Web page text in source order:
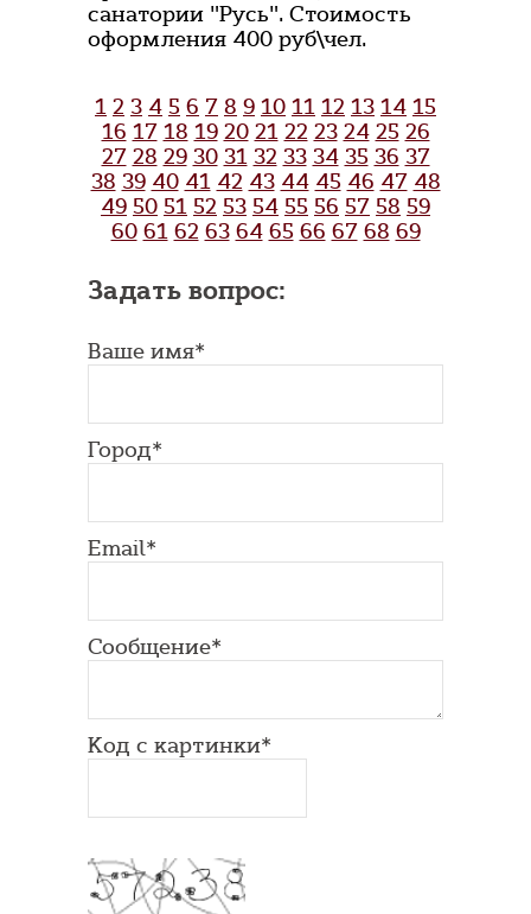
санатории "Русь". Стоимость
оформления 400 руб\чел.
1 2 3 4 5 6 7 8 9 10 11 12 13 14 15
16 17 18 19 20 21 22 23 24 25 26
27 28 29 30 31 32 33 34 35 36 37
38 39 40 41 42 43 44 45 46 47 48
49 50 51 52 53 54 55 56 57 58 59
60 61 62 63 64 65 66 67 68 69
Задать вопрос:
Ваше имя*
Город*
Email*
Сообщение*
Код с картинки*